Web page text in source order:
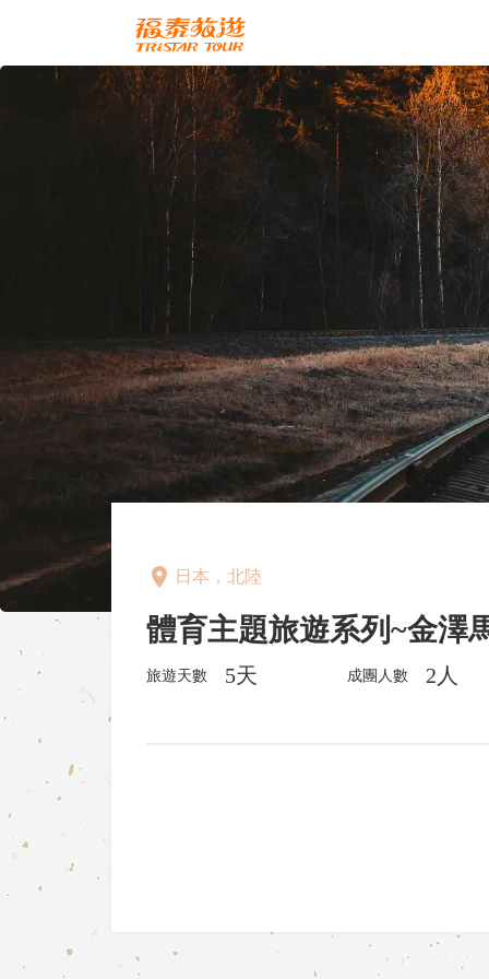
place 日本，北陸
體育主題旅遊系列~金澤
旅遊天數 5天 成團人數 2人